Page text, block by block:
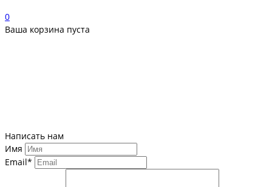
0
Ваша корзина пуста
Написать нам
Имя
Email*